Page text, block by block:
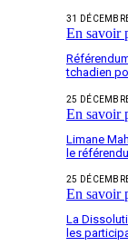
31
En savoir
tchadien
25
En savoir
Limane
le
25
En savoir
La
les